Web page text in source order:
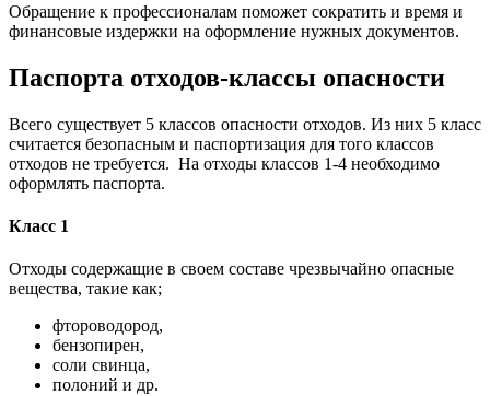
Обращение к профессионалам поможет сократить и время и
финансовые издержки на оформление нужных документов.
Паспорта отходов-классы опасности
Всего существует 5 классов опасности отходов. Из них 5 класс
считается безопасным и паспортизация для того классов
отходов не требуется. На отходы классов 1-4 необходимо
оформлять паспорта.
Класс 1
Отходы содержащие в своем составе чрезвычайно опасные
вещества, такие как;
фтороводород,
бензопирен,
соли свинца,
полоний и др.